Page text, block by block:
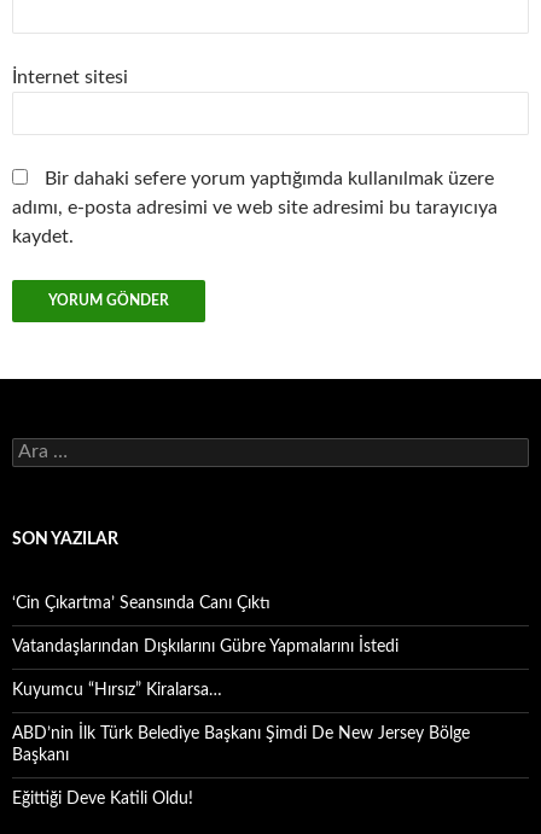
İnternet sitesi
Bir dahaki sefere yorum yaptığımda kullanılmak üzere
adımı, e-posta adresimi ve web site adresimi bu tarayıcıya
kaydet.
Arama:
SON YAZILAR
‘Cin Çıkartma’ Seansında Canı Çıktı
Vatandaşlarından Dışkılarını Gübre Yapmalarını İstedi
Kuyumcu “Hırsız” Kiralarsa…
ABD’nin İlk Türk Belediye Başkanı Şimdi De New Jersey Bölge
Başkanı
Eğittiği Deve Katili Oldu!